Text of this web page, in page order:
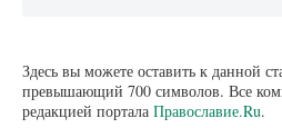
Здесь вы можете оставить к данной
превышающий 700 символов. Все
редакцией портала Православие.Ru.